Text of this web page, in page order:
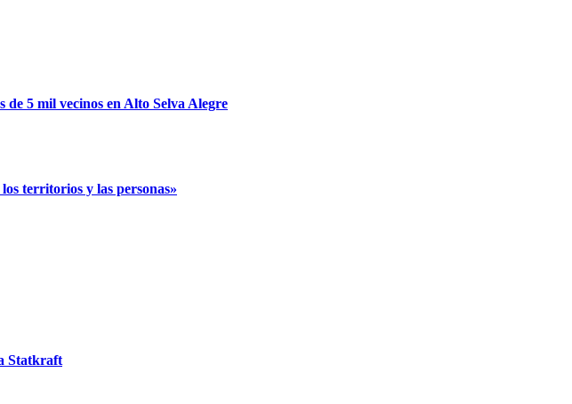
5 mil vecinos en Alto Selva Alegre
territorios y las personas»
Statkraft